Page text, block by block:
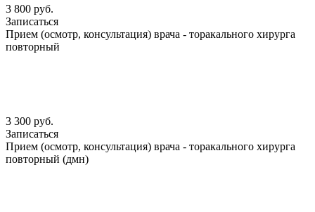
3 800 руб.
Записаться
Прием (осмотр, консультация) врача - торакального хирурга
повторный
3 300 руб.
Записаться
Прием (осмотр, консультация) врача - торакального хирурга
повторный (дмн)